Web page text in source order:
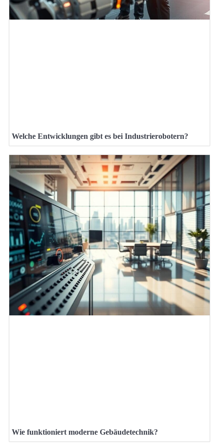
Welche Entwicklungen gibt es bei Industrierobotern?
Wie funktioniert moderne Gebäudetechnik?